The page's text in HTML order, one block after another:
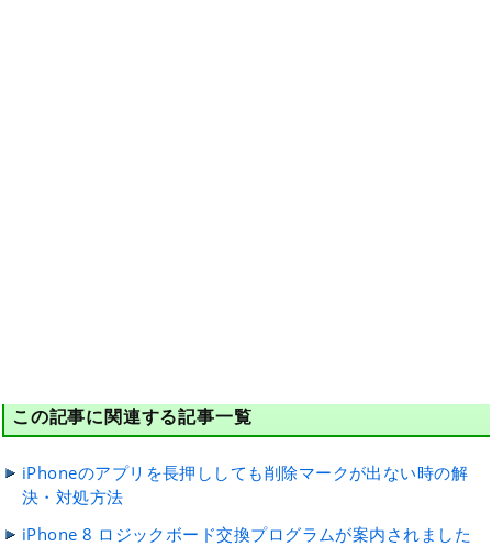
この記事に関連する記事一覧
iPhoneのアプリを長押ししても削除マークが出ない時の解
決・対処方法
iPhone 8 ロジックボード交換プログラムが案内されました